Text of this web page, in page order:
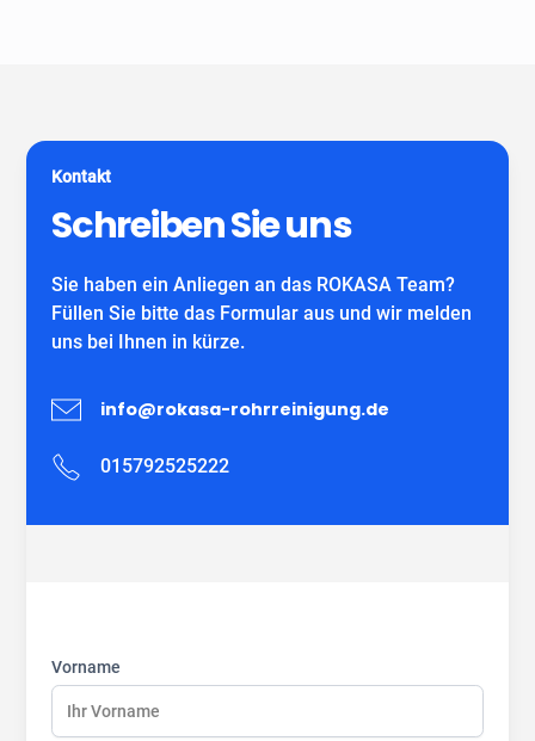
für Schlauchliner. Wir beraten Sie kostenfrei und
individuell nach Ihrem Bedürfnis.
Wir freuen uns auf Ihren Anruf!
Kontakt
Schreiben Sie uns
Sie haben ein Anliegen an das ROKASA Team?
Füllen Sie bitte das Formular aus und wir melden
uns bei Ihnen in kürze.
info@rokasa-rohrreinigung.de
015792525222
name:
name:
name:
Vorname